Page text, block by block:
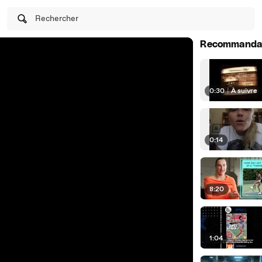
Rechercher
0:30 | À suivre
0:14
8:20
1:04